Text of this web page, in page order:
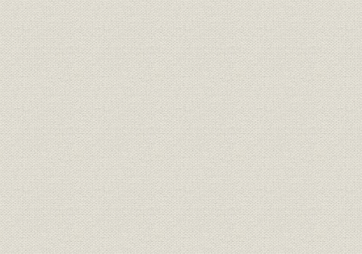
7. 所属長賞を新設
コラム ハルウララ狂騒曲
コラム 「関西一面級」